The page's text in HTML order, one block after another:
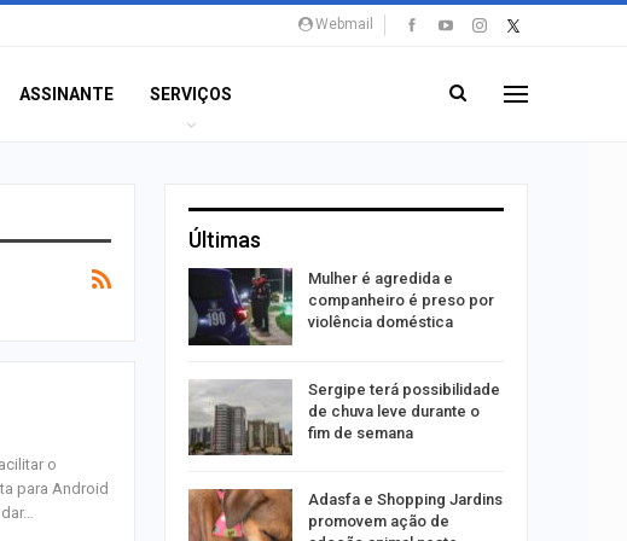
Webmail
ASSINANTE SERVIÇOS
o
para Android
Últimas
apresenta concerto
e documentário
entre as estreias da
Mulher é agredida e
companheiro é preso por
violência doméstica
Sergipe terá possibilidade
de chuva leve durante o
fim de semana
Adasfa e Shopping Jardins
promovem ação de